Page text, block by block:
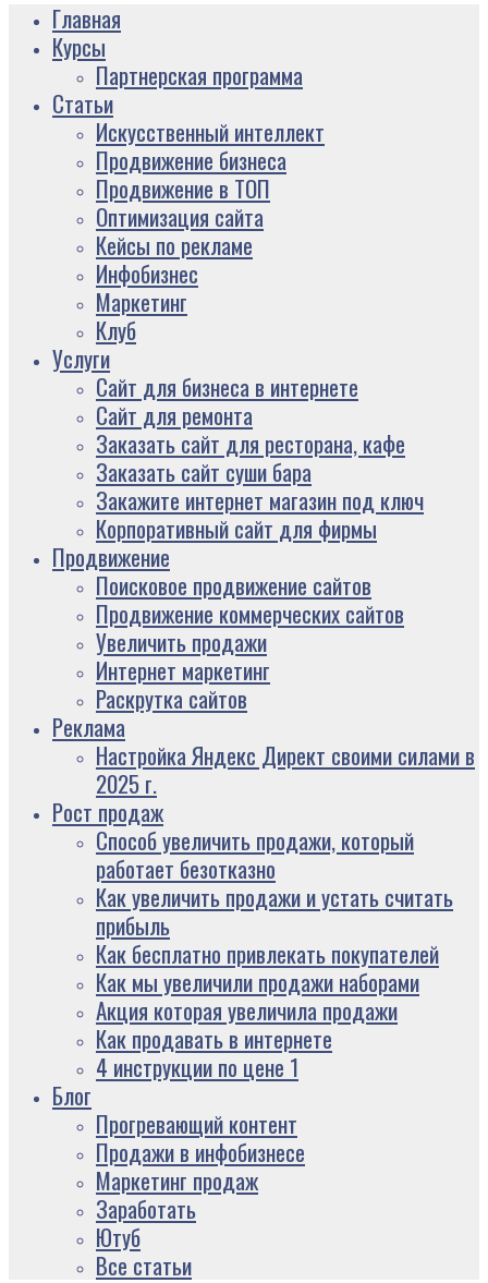
Главная
Курсы
Партнерская программа
Статьи
Искусственный интеллект
Продвижение бизнеса
Продвижение в ТОП
Оптимизация сайта
Кейсы по рекламе
Инфобизнес
Маркетинг
Клуб
Услуги
Сайт для бизнеса в интернете
Сайт для ремонта
Заказать сайт для ресторана, кафе
Заказать сайт суши бара
Закажите интернет магазин под ключ
Корпоративный сайт для фирмы
Продвижение
Поисковое продвижение сайтов
Продвижение коммерческих сайтов
Увеличить продажи
Интернет маркетинг
Раскрутка сайтов
Реклама
Настройка Яндекс Директ своими силами в
2025 г.
Рост продаж
Способ увеличить продажи, который
работает безотказно
Как увеличить продажи и устать считать
прибыль
Как бесплатно привлекать покупателей
Как мы увеличили продажи наборами
Акция которая увеличила продажи
Как продавать в интернете
4 инструкции по цене 1
Блог
Прогревающий контент
Продажи в инфобизнесе
Маркетинг продаж
Заработать
Ютуб
Все статьи